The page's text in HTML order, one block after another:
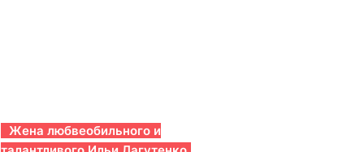
Жена любвеобильного и